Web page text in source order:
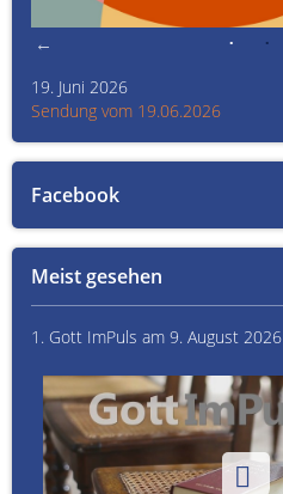
Meist gesehen
1. Gott ImPuls am 9. August 2026
Facebook
19. Juni 2026
Sendung vom 19.06.2026